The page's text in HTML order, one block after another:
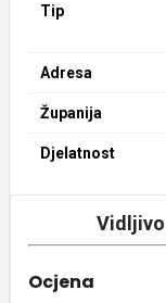
Tip
Adresa
Županija
Djelatnost
Ocjena